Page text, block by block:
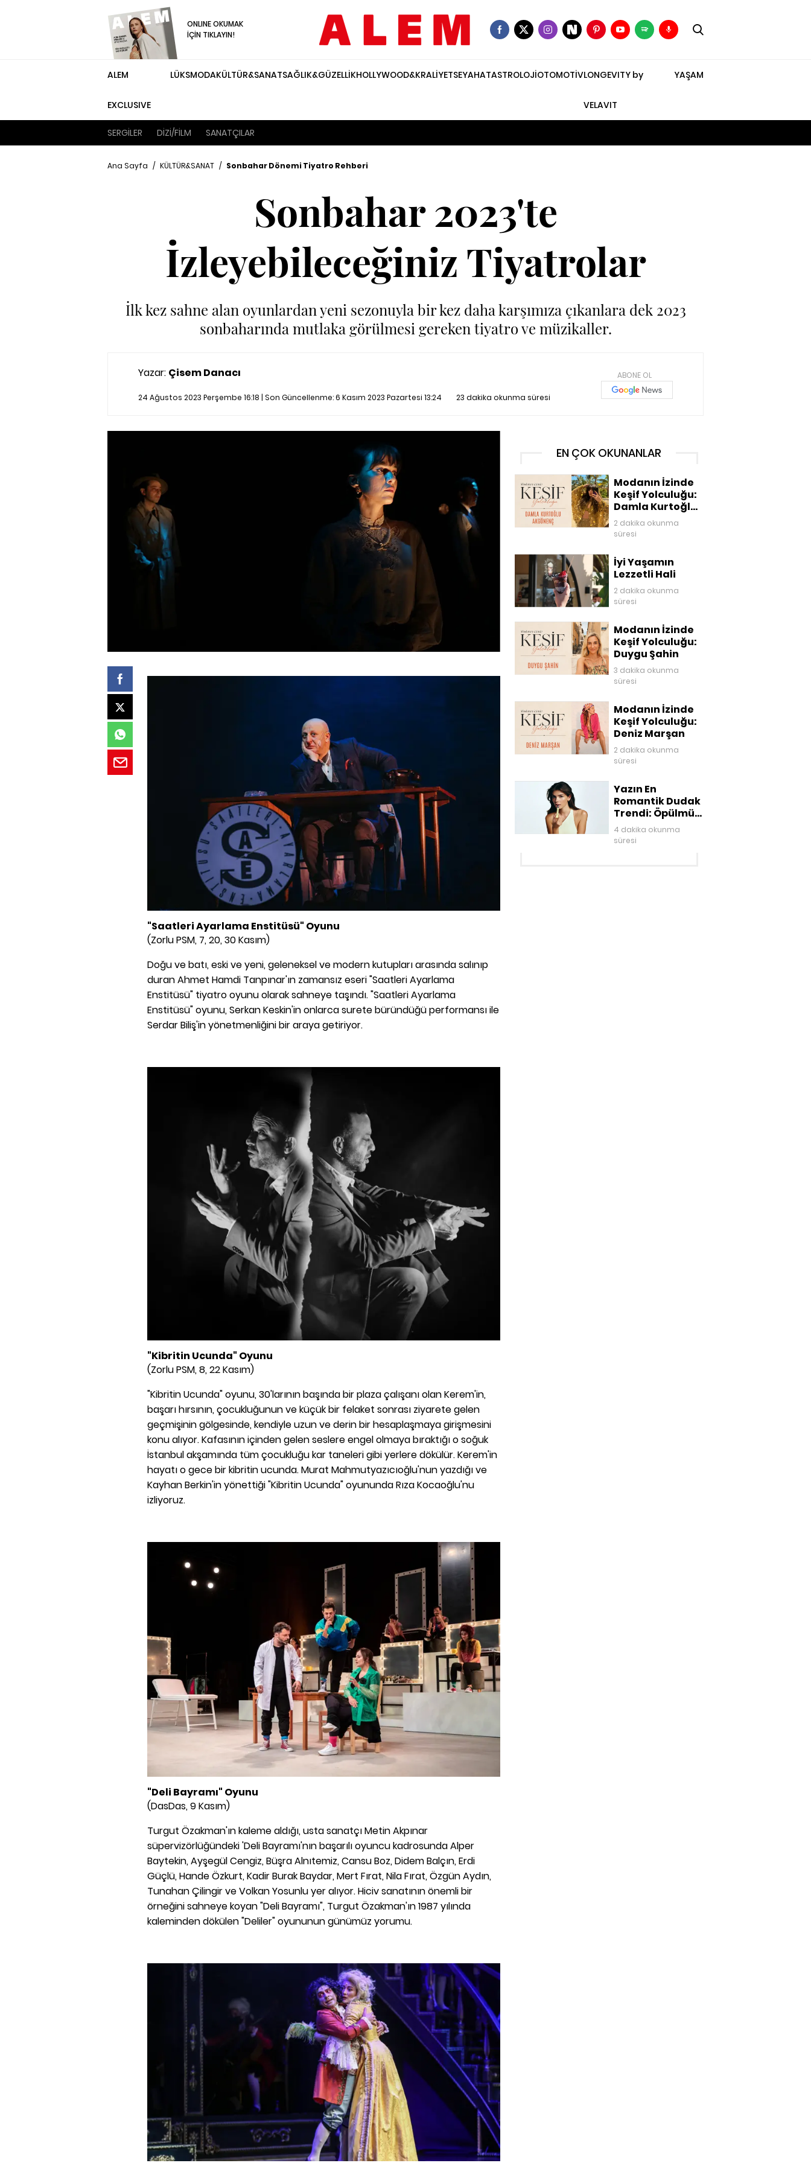
ONLINE OKUMAK
İÇİN TIKLAYIN!
ALEM
EXCLUSIVE
LÜKSMODAKÜLTÜR&SANATSAĞLIK&GÜZELLİKHOLLYWOOD&KRALİYETSEYAHATASTROLOJİOTOMOTİVLONGEVITY by
VELAVIT
YAŞAM
SERGİLER DİZİ/FİLM SANATÇILAR
Ana Sayfa / KÜLTÜR&SANAT / Sonbahar Dönemi Tiyatro Rehberi
Sonbahar 2023'te
İzleyebileceğiniz Tiyatrolar
İlk kez sahne alan oyunlardan yeni sezonuyla bir kez daha karşımıza çıkanlara dek 2023
sonbaharında mutlaka görülmesi gereken tiyatro ve müzikaller.
Yazar: Çisem Danacı
24 Ağustos 2023 Perşembe 16:18 | Son Güncellenme:6 Kasım 2023 Pazartesi 13:24 23 dakika okunma süresi
ABONE OL
"Saatleri Ayarlama Enstitüsü" Oyunu
(Zorlu PSM, 7, 20, 30 Kasım)
Doğu ve batı, eski ve yeni, geleneksel ve modern kutupları arasında salınıp
duran Ahmet Hamdi Tanpınar'ın zamansız eseri "Saatleri Ayarlama
Enstitüsü" tiyatro oyunu olarak sahneye taşındı. "Saatleri Ayarlama
Enstitüsü" oyunu, Serkan Keskin'in onlarca surete büründüğü performansı ile
Serdar Biliş'in yönetmenliğini bir araya getiriyor.
"Kibritin Ucunda" Oyunu
(Zorlu PSM, 8, 22 Kasım)
"Kibritin Ucunda" oyunu, 30'larının başında bir plaza çalışanı olan Kerem'in,
başarı hırsının, çocukluğunun ve küçük bir felaket sonrası ziyarete gelen
geçmişinin gölgesinde, kendiyle uzun ve derin bir hesaplaşmaya girişmesini
konu alıyor. Kafasının içinden gelen seslere engel olmaya bıraktığı o soğuk
İstanbul akşamında tüm çocukluğu kar taneleri gibi yerlere dökülür. Kerem'in
hayatı o gece bir kibritin ucunda. Murat Mahmutyazıcıoğlu'nun yazdığı ve
Kayhan Berkin'in yönettiği "Kibritin Ucunda" oyununda Rıza Kocaoğlu'nu
izliyoruz.
"Deli Bayramı" Oyunu
(DasDas, 9 Kasım)
Turgut Özakman'ın kaleme aldığı, usta sanatçı Metin Akpınar
süpervizörlüğündeki 'Deli Bayramı'nın başarılı oyuncu kadrosunda Alper
Baytekin, Ayşegül Cengiz, Büşra Alnıtemiz, Cansu Boz, Didem Balçın, Erdi
Güçlü, Hande Özkurt, Kadir Burak Baydar, Mert Fırat, Nila Fırat, Özgün Aydın,
Tunahan Çilingir ve Volkan Yosunlu yer alıyor. Hiciv sanatının önemli bir
örneğini sahneye koyan "Deli Bayramı", Turgut Özakman'ın 1987 yılında
kaleminden dökülen "Deliler" oyununun günümüz yorumu.
EN ÇOK OKUNANLAR
Modanın İzinde
Keşif Yolculuğu:
Damla Kurtoğlu
Akgönenç
2 dakika okunma
süresi
İyi Yaşamın
Lezzetli Hali
2 dakika okunma
süresi
Modanın İzinde
Keşif Yolculuğu:
Duygu Şahin
3 dakika okunma
süresi
Modanın İzinde
Keşif Yolculuğu:
Deniz Marşan
2 dakika okunma
süresi
Yazın En
Romantik Dudak
Trendi: Öpülmüş
Dudaklar
4 dakika okunma
süresi